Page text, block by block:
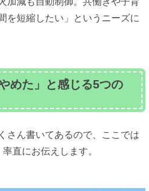
を短縮したい」というニーズに
めた」と感じる5つの
さん書いてあるので、ここでは
直にお伝えします。